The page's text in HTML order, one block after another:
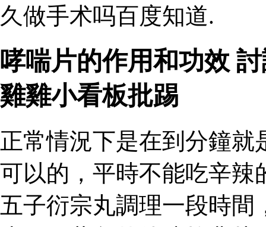
久做手术吗百度知道.
哮喘片的作用和功效
雞雞小看板批踢
正常情況下是在到分鐘
可以的，平時不能吃辛辣
五子衍宗丸調理一段時